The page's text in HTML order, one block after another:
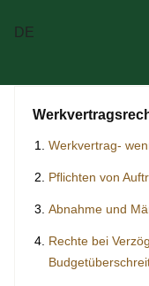
DE
Werkvertrag-
Pflichten von
Abnahme und
Rechte bei